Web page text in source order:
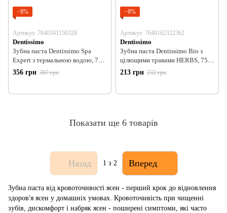
−8%
Артикул: 7640341150328
Dentissimo
Зубна паста Dentissimo Spa
Expert з термальною водою, 75
мл
356 грн 387 грн
−8%
Артикул: 7640162322362
Dentissimo
Зубна паста Dentissimo Bio з
цілющими травами HERBS, 75
мл
213 грн 232 грн
Показати ще 6 товарів
Назад 1 з 2 Вперед
Зубна паста від кровоточивості ясен - перший крок до відновлення
здоров'я ясен у домашніх умовах. Кровоточивість при чищенні
зубів, дискомфорт і набряк ясен - поширені симптоми, які часто